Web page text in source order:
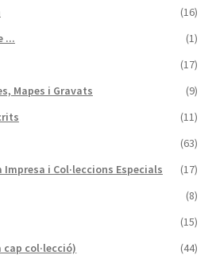
(16)
...
(1)
(17)
Mapes i Gravats
(9)
(11)
(63)
Impresa i Col·leccions Especials
(17)
(8)
(15)
col·lecció)
(44)